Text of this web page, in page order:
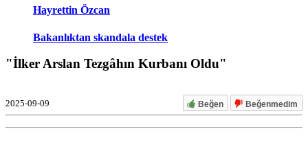
Hayrettin Özcan
Bakanlıktan skandala destek
"İlker Arslan Tezgâhın Kurbanı Oldu"
2025-09-09 Beğen Beğenmedim